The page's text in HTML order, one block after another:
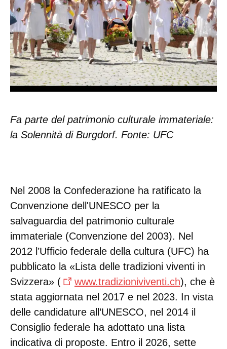
Fa parte del patrimonio culturale immateriale:
la Solennità di Burgdorf. Fonte: UFC
Nel 2008 la Confederazione ha ratificato la
Convenzione dell'UNESCO per la
salvaguardia del patrimonio culturale
immateriale (Convenzione del 2003). Nel
2012 l’Ufficio federale della cultura (UFC) ha
pubblicato la «Lista delle tradizioni viventi in
Svizzera» (
www.tradizioniviventi.ch), che è
stata aggiornata nel 2017 e nel 2023. In vista
delle candidature all’UNESCO, nel 2014 il
Consiglio federale ha adottato una lista
indicativa di proposte. Entro il 2026, sette